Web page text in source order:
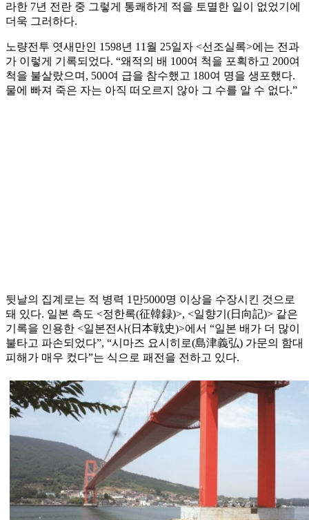
라한 7년 전란 중 그렇게 통쾌하게 적을 토멸한 일이 없었기에
더욱 그러하다.
노량전투 엿새만인 1598년 11월 25일자 <선조실록>에는 전과
가 이렇게 기록되었다. “왜적의 배 100여 척을 포획하고 200여
척을 불살랐으며, 500여 급을 참수했고 180여 명을 생포했다.
물에 빠져 죽은 자는 아직 떠오르지 않아 그 수를 알 수 없다.”
뒷날의 집계로는 적 병력 1만5000명 이상을 수장시킨 것으로
돼 있다. 일본 측도 <정한록(征韓録)>, <일향기(日向記)> 같은
기록을 인용한 <일본전사(日本戦史)>에서 “일본 배가 더 많이
불타고 파손되었다”, “시마즈 요시히로(島津義弘) 가문의 함대
피해가 매우 컸다”는 식으로 패전을 전하고 있다.